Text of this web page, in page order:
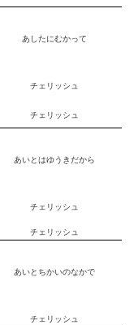
あしたにむかって
チェリッシュ
チェリッシュ
あいとはゆうきだから
チェリッシュ
チェリッシュ
あいとちかいのなかで
チェリッシュ